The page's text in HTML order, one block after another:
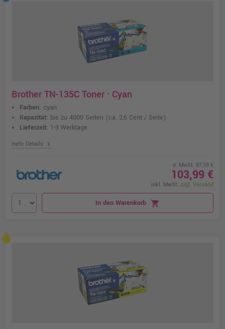
Brother TN-135C Toner · Cyan
Farben: cyan
Kapazität: bis zu 4000 Seiten (ca. 2,6 Cent / Seite)
Lieferzeit: 1-3 Werktage
mehr Details chevron_right
o. MwSt. 87,39 €
103,99 €
inkl. MwSt. zzgl. Versand
In den Warenkorb shopping_cart